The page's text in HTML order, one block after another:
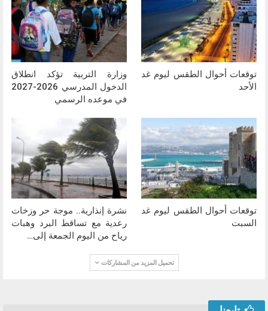
توقعات أحوال الطقس ليوم غد
الأحد
وزارة التربية تؤكد انطلاق
الدخول المدرسي 2026-2027
في موعده الرسمي
توقعات أحوال الطقس ليوم غد
السبت
نشرة إنذارية.. موجة حر وزخات
رعدية مع تساقط البرد وهبات
رياح من اليوم الجمعة إلى…
تحميل المزيد من المشاركات